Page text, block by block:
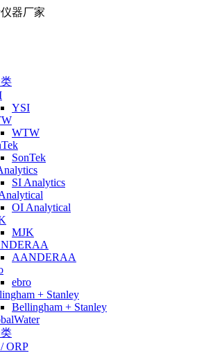
YSI
WTW
SonTek
SI Analytics
OI Analytical
MJK
AANDERAA
ebro
+ Stanley
Bellingham + Stanley
ORP